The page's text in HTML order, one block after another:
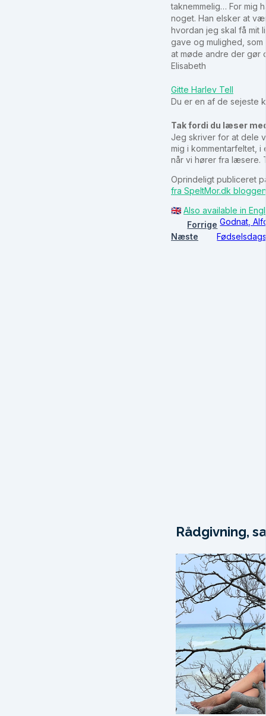
taknemmelig… For mig
noget. Han elsker at
hvordan jeg skal få mit
gave og mulighed,
at møde andre der gør
Elisabeth
Gitte Harlev Tell
Du er en af de sejeste
Tak fordi du læser
Jeg skriver for at dele
mig i kommentarfeltet,
når vi hører fra læsere.
Oprindeligt publiceret
fra SpeltMor.dk
🇬🇧 Also available in
Forrige Godnat,
Næste
Rådgivning,